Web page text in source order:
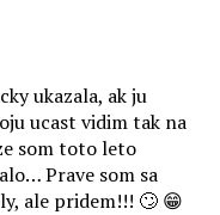
ukazala, ak ju
ucast vidim tak na
som toto leto
Prave som sa
ale pridem!!! 🙄 😁